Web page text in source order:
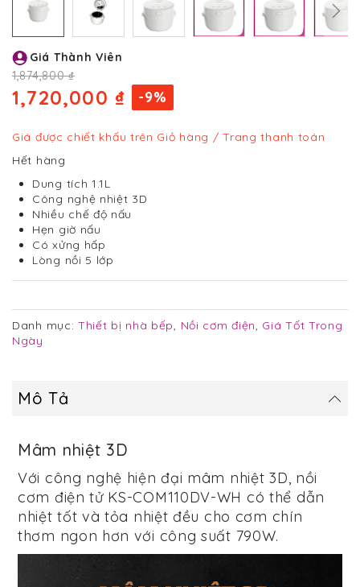
đến
phần
đầu
của
viện
ảnh
Giá Thành Viên
1,874,800 ₫
1,720,000 ₫ -9%
Giá được chiết khấu trên Giỏ hàng / Trang thanh toán
Hết hàng
Dung tích 1.1L
Công nghệ nhiệt 3D
Nhiều chế độ nấu
Hẹn giờ nấu
Có xửng hấp
Lòng nồi 5 lớp
Danh mục: Thiết bị nhà bếp, Nồi cơm điện, Giá Tốt Trong
Ngày
Mô Tả
Mâm nhiệt 3D
Với công nghệ hiện đại mâm nhiệt 3D, nồi
cơm điện tử KS-COM110DV-WH có thể dẫn
nhiệt tốt và tỏa nhiệt đều cho cơm chín
thơm ngon hơn với công suất 790W.